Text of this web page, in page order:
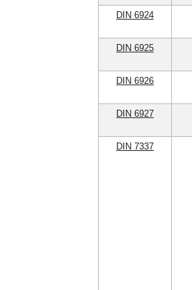
DIN 6924
DIN 6925
DIN 6926
DIN 6927
DIN 7337